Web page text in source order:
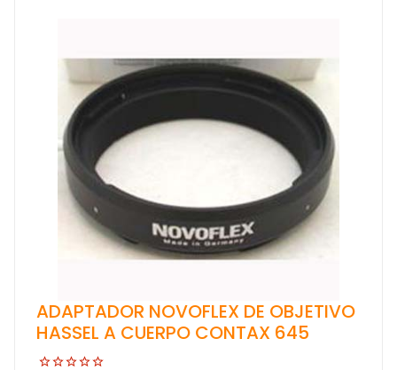
ADAPTADOR NOVOFLEX DE OBJETIVO
HASSEL A CUERPO CONTAX 645